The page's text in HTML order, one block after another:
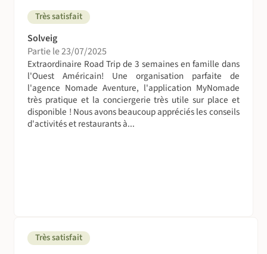
Très satisfait
Solveig
Partie le 23/07/2025
Extraordinaire Road Trip de 3 semaines en famille dans
l'Ouest Américain! Une organisation parfaite de
l'agence Nomade Aventure, l'application MyNomade
très pratique et la conciergerie très utile sur place et
disponible ! Nous avons beaucoup appréciés les conseils
d'activités et restaurants à...
Très satisfait